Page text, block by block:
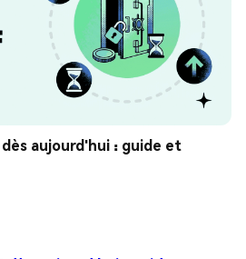
aujourd'hui : guide et